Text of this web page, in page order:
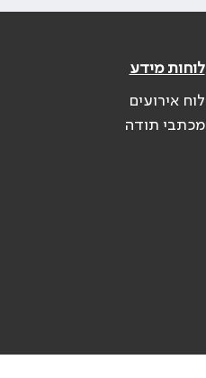
לוחות מידע
לוח אירועים
מכתבי תודה